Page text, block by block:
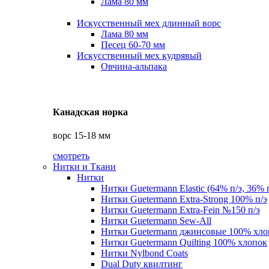
Искусственный мех длинный ворс
Лама 80 мм
Песец 60-70 мм
Искусственный мех кудрявый
Овчина-альпака
Канадская норка
ворс 15-18 мм
смотреть
Нитки и Ткани
Нитки
Нитки Guetermann Elastic (64% п/э, 36%
Нитки Guetermann Extra-Strong 100% п/э
Нитки Guetermann Extra-Fein №150 п/э
Нитки Guetermann Sew-All
Нитки Guetermann джинсовые 100%
Нитки Guetermann Quilting 100% хлопок
Нитки Nylbond Coats
Dual Duty квилтинг